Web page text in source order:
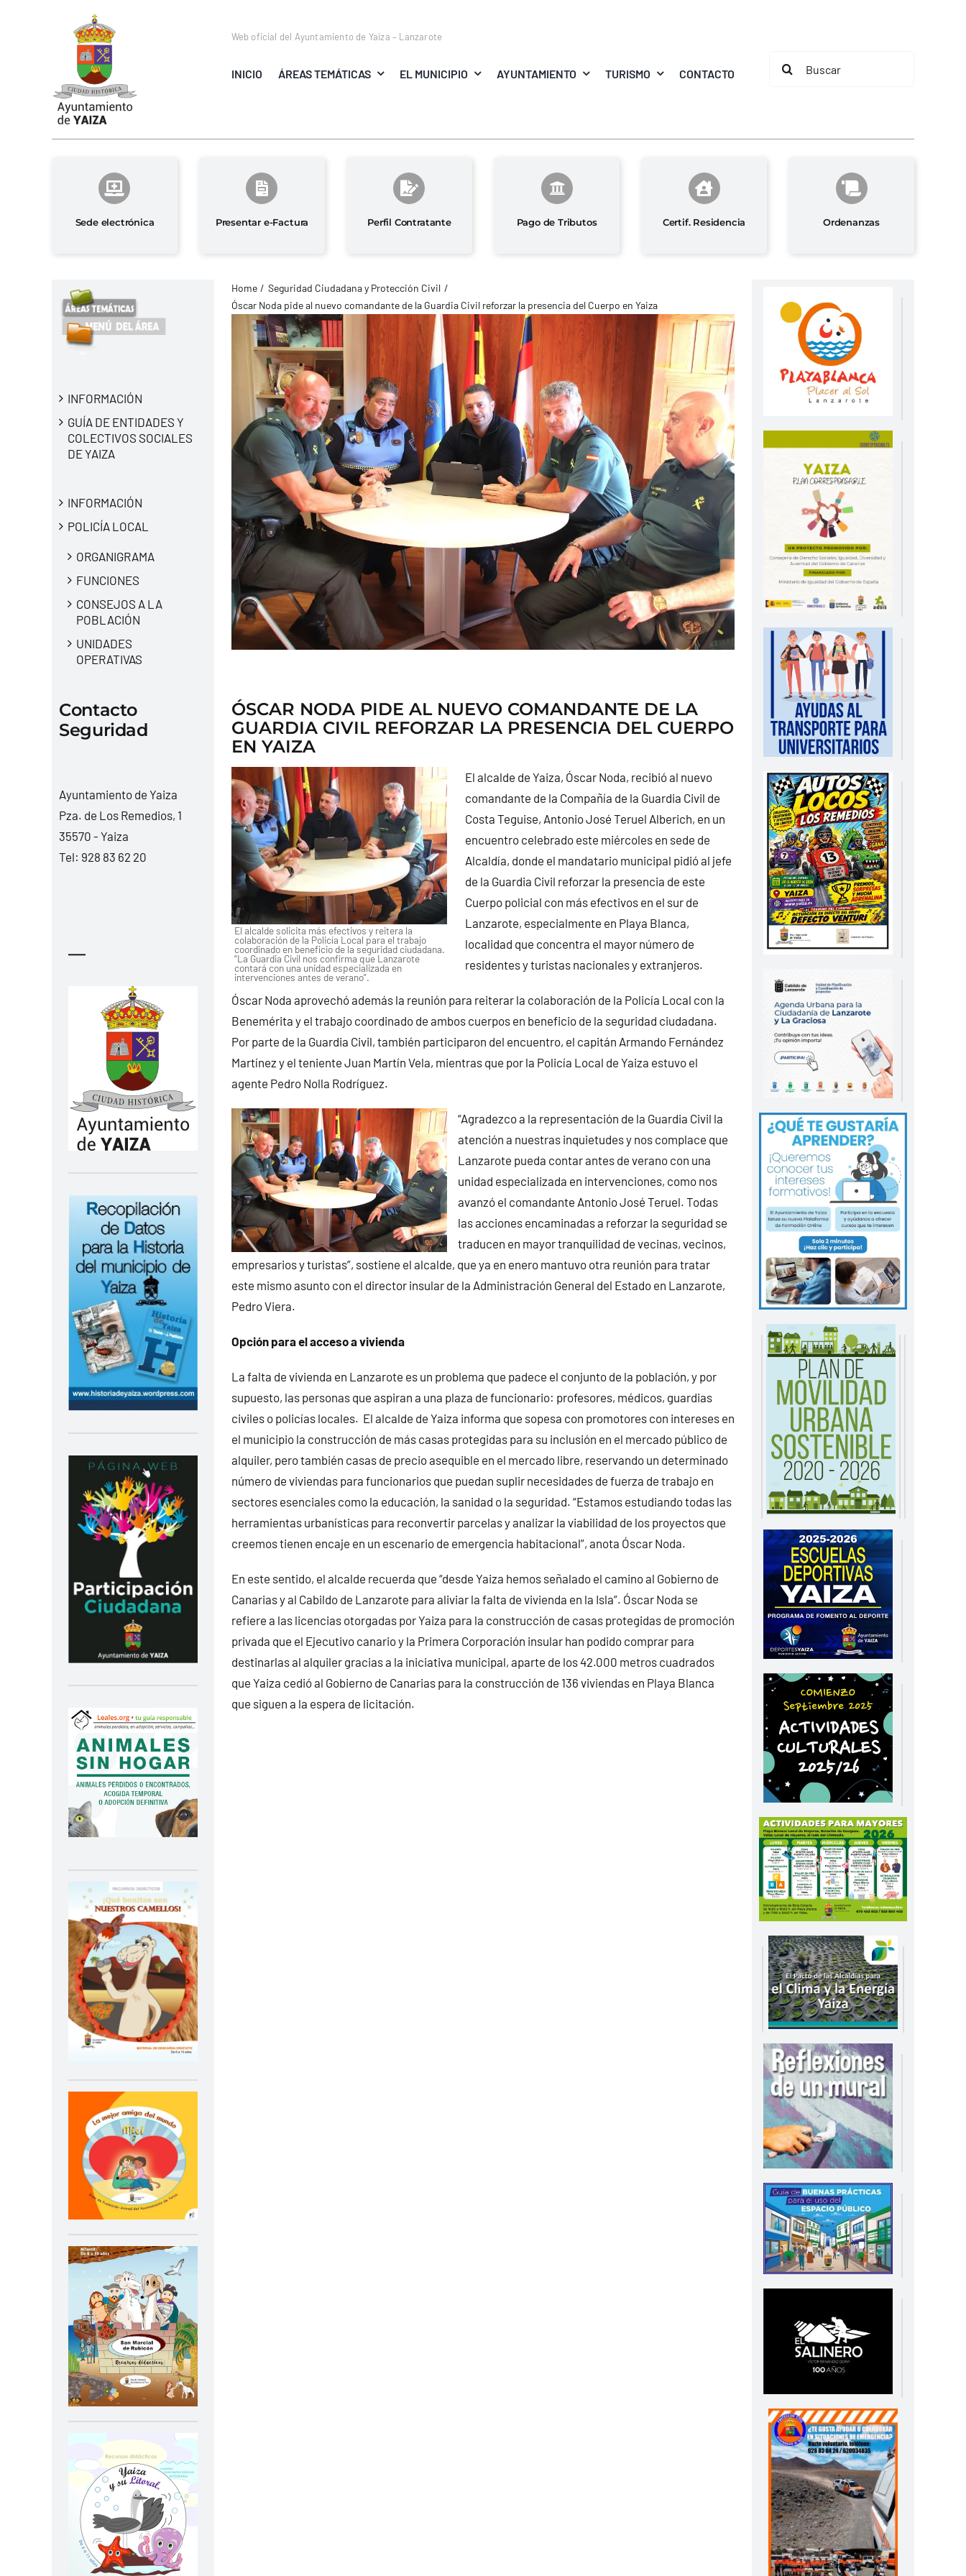
Web oficial del Ayuntamiento de Yaiza – Lanzarote
INICIO ÁREAS TEMÁTICAS EL MUNICIPIO AYUNTAMIENTO TURISMO CONTACTO
Buscar:
Sede electrónica Presentar e-Factura Perfil Contratante Pago de Tributos Certif. Residencia Ordenanzas
INFORMACIÓN
GUÍA DE ENTIDADES Y
COLECTIVOS SOCIALES
DE YAIZA
INFORMACIÓN
POLICÍA LOCAL
ORGANIGRAMA
FUNCIONES
CONSEJOS A LA
POBLACIÓN
UNIDADES
OPERATIVAS
Contacto
Seguridad
Ayuntamiento de Yaiza
Pza. de Los Remedios, 1
35570 - Yaiza
Tel: 928 83 62 20
—
Home
Seguridad Ciudadana y Protección Civil
Óscar Noda pide al nuevo comandante de la Guardia Civil reforzar la presencia del Cuerpo en Yaiza
ÓSCAR NODA PIDE AL NUEVO COMANDANTE DE LA
GUARDIA CIVIL REFORZAR LA PRESENCIA DEL CUERPO
EN YAIZA
El alcalde solicita más efectivos y reitera la
colaboración de la Policía Local para el trabajo
coordinado en beneficio de la seguridad ciudadana.
“La Guardia Civil nos confirma que Lanzarote
contará con una unidad especializada en
intervenciones antes de verano”.
El alcalde de Yaiza, Óscar Noda, recibió al nuevo
comandante de la Compañía de la Guardia Civil de
Costa Teguise, Antonio José Teruel Alberich, en un
encuentro celebrado este miércoles en sede de
Alcaldía, donde el mandatario municipal pidió al jefe
de la Guardia Civil reforzar la presencia de este
Cuerpo policial con más efectivos en el sur de
Lanzarote, especialmente en Playa Blanca,
localidad que concentra el mayor número de
residentes y turistas nacionales y extranjeros.
Óscar Noda aprovechó además la reunión para reiterar la colaboración de la Policía Local con la
Benemérita y el trabajo coordinado de ambos cuerpos en beneficio de la seguridad ciudadana.
Por parte de la Guardia Civil, también participaron del encuentro, el capitán Armando Fernández
Martínez y el teniente Juan Martín Vela, mientras que por la Policía Local de Yaiza estuvo el
agente Pedro Nolla Rodríguez.
“Agradezco a la representación de la Guardia Civil la
atención a nuestras inquietudes y nos complace que
Lanzarote pueda contar antes de verano con una
unidad especializada en intervenciones, como nos
avanzó el comandante Antonio José Teruel. Todas
las acciones encaminadas a reforzar la seguridad se
traducen en mayor tranquilidad de vecinas, vecinos,
empresarios y turistas”, sostiene el alcalde, que ya en enero mantuvo otra reunión para tratar
este mismo asunto con el director insular de la Administración General del Estado en Lanzarote,
Pedro Viera.
Opción para el acceso a vivienda
La falta de vivienda en Lanzarote es un problema que padece el conjunto de la población, y por
supuesto, las personas que aspiran a una plaza de funcionario: profesores, médicos, guardias
civiles o policías locales. El alcalde de Yaiza informa que sopesa con promotores con intereses en
el municipio la construcción de más casas protegidas para su inclusión en el mercado público de
alquiler, pero también casas de precio asequible en el mercado libre, reservando un determinado
número de viviendas para funcionarios que puedan suplir necesidades de fuerza de trabajo en
sectores esenciales como la educación, la sanidad o la seguridad. “Estamos estudiando todas las
herramientas urbanísticas para reconvertir parcelas y analizar la viabilidad de los proyectos que
creemos tienen encaje en un escenario de emergencia habitacional”, anota Óscar Noda.
En este sentido, el alcalde recuerda que “desde Yaiza hemos señalado el camino al Gobierno de
Canarias y al Cabildo de Lanzarote para aliviar la falta de vivienda en la Isla”. Óscar Noda se
refiere a las licencias otorgadas por Yaiza para la construcción de casas protegidas de promoción
privada que el Ejecutivo canario y la Primera Corporación insular han podido comprar para
destinarlas al alquiler gracias a la iniciativa municipal, aparte de los 42.000 metros cuadrados
que Yaiza cedió al Gobierno de Canarias para la construcción de 136 viviendas en Playa Blanca
que siguen a la espera de licitación.